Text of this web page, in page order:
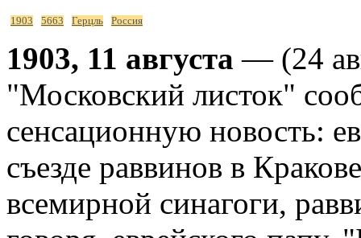
1903 5663 Герцль Россия
1903, 11 августа — (24
"Московский листок"
сенсационную новость:
съезде раввинов в
всемирной синагоги,